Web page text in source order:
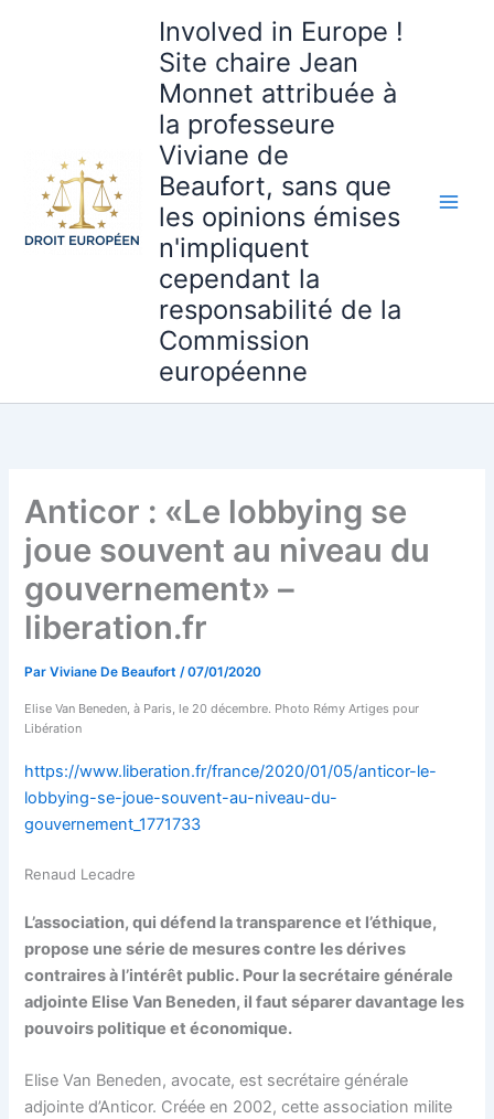
Involved in Europe !
Site chaire Jean
Monnet attribuée à
la professeure
Viviane de
Beaufort, sans que
les opinions émises
n'impliquent
cependant la
responsabilité de la
Commission
européenne
Anticor : «Le lobbying se
joue souvent au niveau du
gouvernement» –
liberation.fr
ParViviane De Beaufort/07/01/2020
Elise Van Beneden, à Paris, le 20 décembre. Photo Rémy Artiges pour
Libération
https://www.liberation.fr/france/2020/01/05/anticor-le-
lobbying-se-joue-souvent-au-niveau-du-
gouvernement_1771733
Renaud Lecadre
L’association, qui défend la transparence et l’éthique,
propose une série de mesures contre les dérives
contraires à l’intérêt public. Pour la secrétaire générale
adjointe Elise Van Beneden, il faut séparer davantage les
pouvoirs politique et économique.
Elise Van Beneden, avocate, est secrétaire générale
adjointe d’Anticor. Créée en 2002, cette association milite